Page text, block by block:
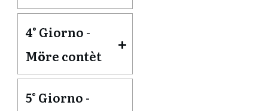
4° Giorno -
Möre contèt
5° Giorno -